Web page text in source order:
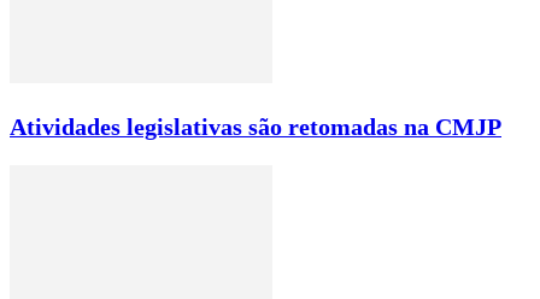
Atividades legislativas são retomadas na CMJP